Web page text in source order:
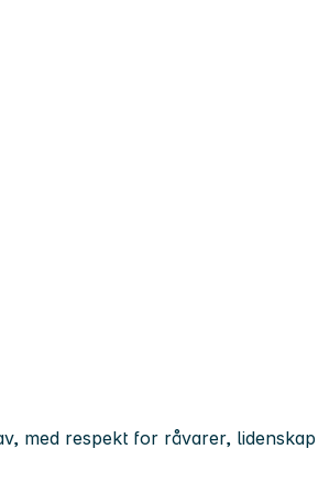
med respekt for råvarer, lidenskap